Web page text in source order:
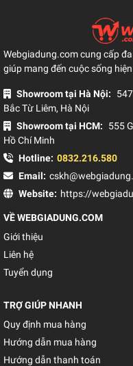
Webgiadung.com cung cấp
giúp mang đến cuộc sống
Showroom tại Hà Nội:
Bắc Từ Liêm, Hà Nội
Showroom tại HCM:
555
Hồ Chí Minh
Hotline: 0832.216.580
Email:
Website: https://
VỀ WEBGIADUNG.COM
Giới thiệu
Liên hệ
Tuyển dụng
TRỢ GIÚP NHANH
Quy định mua hàng
Hướng dẫn mua hàng
Hướng dẫn thanh toán